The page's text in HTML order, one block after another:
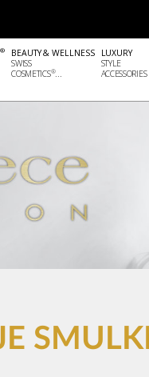
®
BEAUTY & WELLNESS
SWISS
COSMETICS®...
LUXURY
STYLE